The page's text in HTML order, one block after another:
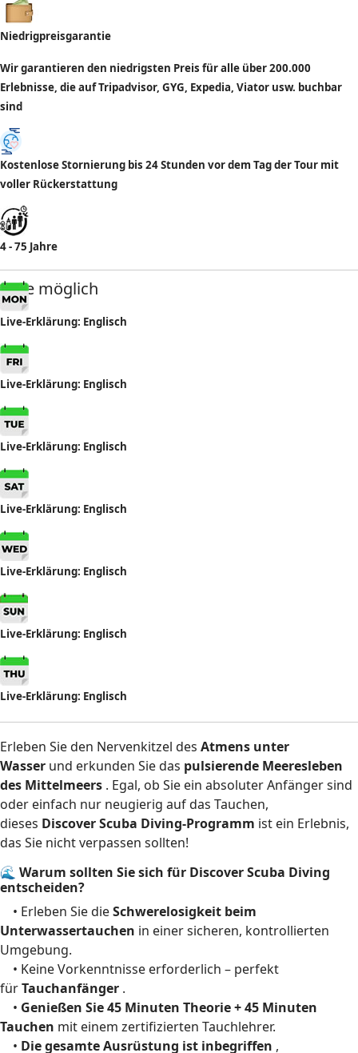
Niedrigpreisgarantie
Wir garantieren den niedrigsten Preis für alle über 200.000
Erlebnisse, die auf Tripadvisor, GYG, Expedia, Viator usw. buchbar
sind
Kostenlose Stornierung bis 24 Stunden vor dem Tag der Tour mit
voller Rückerstattung
4 - 75 Jahre
Tage möglich
Live-Erklärung: Englisch
Live-Erklärung: Englisch
Live-Erklärung: Englisch
Live-Erklärung: Englisch
Live-Erklärung: Englisch
Live-Erklärung: Englisch
Live-Erklärung: Englisch
Erleben Sie den Nervenkitzel des Atmens unter
Wasser und erkunden Sie das pulsierende Meeresleben
des Mittelmeers . Egal, ob Sie ein absoluter Anfänger sind
oder einfach nur neugierig auf das Tauchen,
dieses Discover Scuba Diving-Programm ist ein Erlebnis,
das Sie nicht verpassen sollten!
🌊 Warum sollten Sie sich für Discover Scuba Diving
entscheiden?
• Erleben Sie dieSchwerelosigkeit beim
Unterwassertauchen in einer sicheren, kontrollierten
Umgebung.
• Keine Vorkenntnisse erforderlich – perfekt
fürTauchanfänger .
• Genießen Sie 45 Minuten Theorie + 45 Minuten
Tauchen mit einem zertifizierten Tauchlehrer.
• Die gesamte Ausrüstung ist inbegriffen ,